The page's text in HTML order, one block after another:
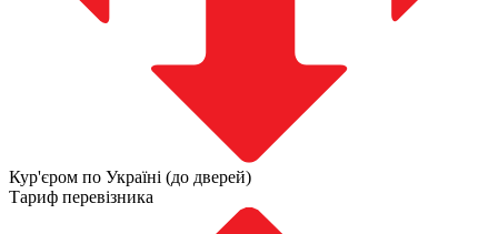
Кур'єром по Україні (до дверей)
Тариф перевізника